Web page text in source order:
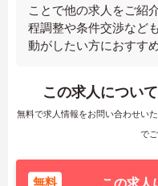
ことで他の求人をご紹
程調整や条件交渉など
動がしたい方におすすめ
この求人につい
無料で求人情報をお問い合わせい
で
無料 この求人